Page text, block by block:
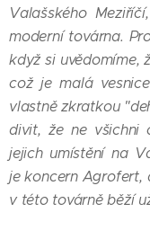
Valašského
moderní továrna.
když si uvědomíme,
což je malá
vlastně zkratkou
divit, že ne všichni
jejich umístění na
je koncern Agrofert,
v této továrně běží